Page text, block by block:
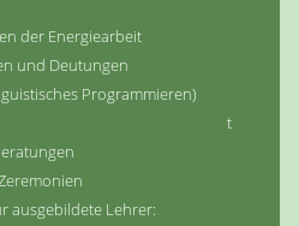
der Energiearbeit
und Deutungen
Programmieren)
t
ausgebildete Lehrer: